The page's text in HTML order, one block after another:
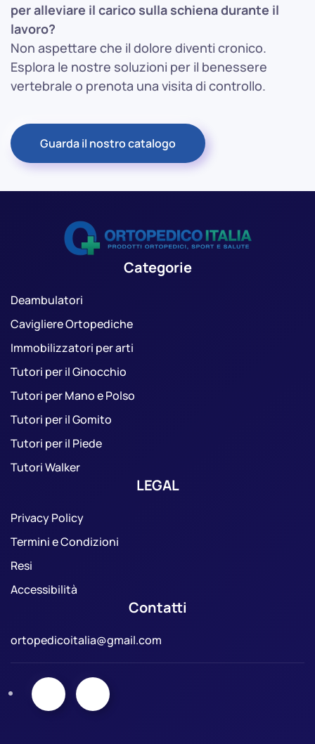
per alleviare il carico sulla schiena durante il
lavoro?
Non aspettare che il dolore diventi cronico.
Esplora le nostre soluzioni per il benessere
vertebrale o prenota una visita di controllo.
Guarda il nostro catalogo
Categorie
Deambulatori
Cavigliere Ortopediche
Immobilizzatori per arti
Tutori per il Ginocchio
Tutori per Mano e Polso
Tutori per il Gomito
Tutori per il Piede
Tutori Walker
LEGAL
Privacy Policy
Termini e Condizioni
Resi
Accessibilità
Contatti
ortopedicoitalia@gmail.com